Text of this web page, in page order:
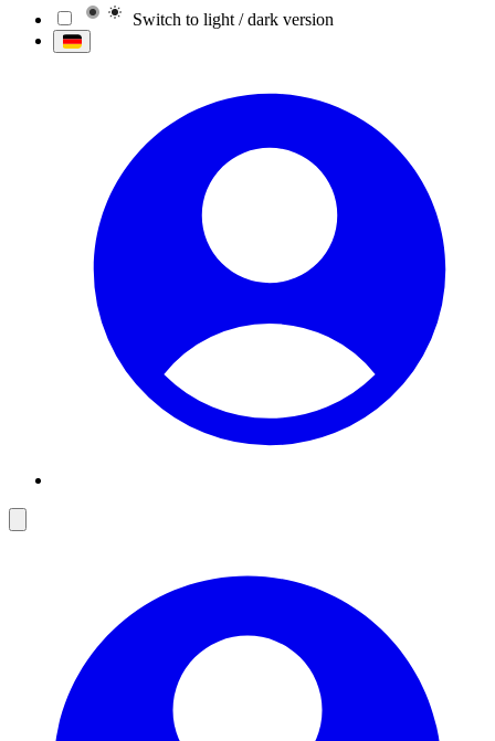
Switch to light / dark version